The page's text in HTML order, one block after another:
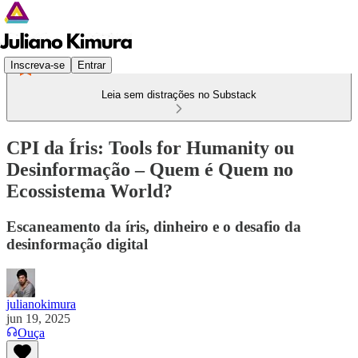
Inscreva-se Entrar
Leia sem distrações no Substack
CPI da Íris: Tools for Humanity ou
Desinformação – Quem é Quem no
Ecossistema World?
Escaneamento da íris, dinheiro e o desafio da
desinformação digital
julianokimura
jun 19, 2025
Ouça